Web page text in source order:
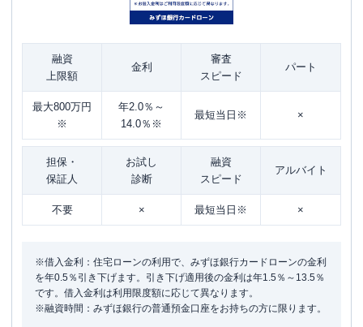
融資
上限額
金利
審査
スピード
パート
最大800万円
※
年2.0％～
14.0％※
最短当日※ ×
担保・
保証人
お試し
診断
融資
スピード
アルバイト
不要 × 最短当日※ ×
※借入金利：住宅ローンの利用で、みずほ銀行カードローンの金利
を年0.5％引き下げます。引き下げ適用後の金利は年1.5％～13.5％
です。借入金利は利用限度額に応じて異なります。
※融資時間：みずほ銀行の普通預金口座をお持ちの方に限ります。